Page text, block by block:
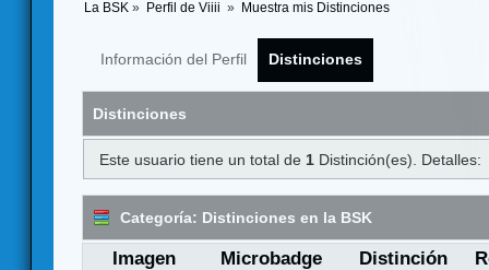
La BSK » Perfil de Viiii » Muestra mis Distinciones
Información del Perfil Distinciones
Distinciones
Este usuario tiene un total de 1 Distinción(es). Detalles:
Categoría: Distinciones en la BSK
Imagen Microbadge Distinción